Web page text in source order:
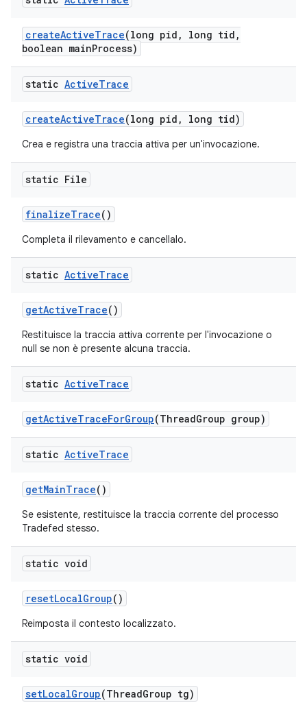
createActiveTrace(long pid , long tid ,
boolean mainProcess)
static ActiveTrace
createActiveTrace(long pid , long tid)
Crea e registra una traccia attiva per un'invocazione.
static File
finalizeTrace()
Completa il rilevamento e cancellalo.
static ActiveTrace
getActiveTrace()
Restituisce la traccia attiva corrente per l'invocazione o
null se non è presente alcuna traccia.
static ActiveTrace
getActiveTraceForGroup(ThreadGroup group)
static ActiveTrace
getMainTrace()
Se esistente, restituisce la traccia corrente del processo
Tradefed stesso.
static void
resetLocalGroup()
Reimposta il contesto localizzato.
static void
setLocalGroup(ThreadGroup tg)